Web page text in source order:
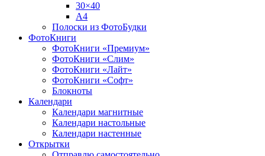
30×40
A4
Полоски из ФотоБудки
ФотоКниги
ФотоКниги «Премиум»
ФотоКниги «Слим»
ФотоКниги «Лайт»
ФотоКниги «Софт»
Блокноты
Календари
Календари магнитные
Календари настольные
Календари настенные
Открытки